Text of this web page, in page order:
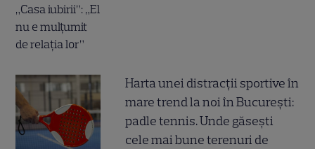
Harta unei distracții sportive în
mare trend la noi în București:
padle tennis. Unde găsești
cele mai bune terenuri de